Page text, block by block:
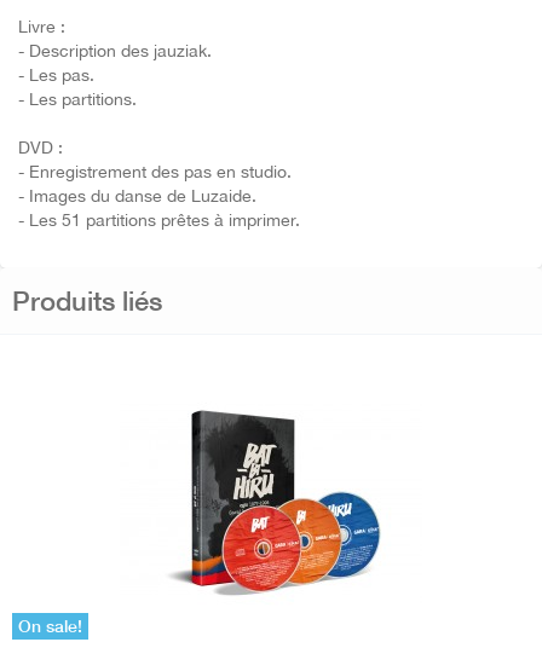
Livre :
- Description des jauziak.
- Les pas.
- Les partitions.
DVD :
- Enregistrement des pas en studio.
- Images du danse de Luzaide.
- Les 51 partitions prêtes à imprimer.
Produits liés
On sale!